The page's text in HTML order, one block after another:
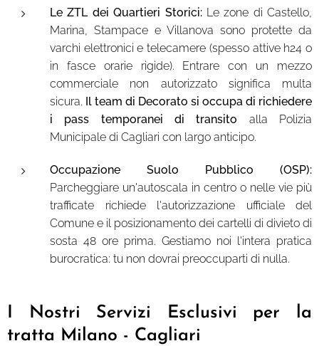
Le ZTL dei Quartieri Storici:Le zone di Castello,
Marina, Stampace e Villanova sono protette da
varchi elettronici e telecamere (spesso attive h24 o
in fasce orarie rigide). Entrare con un mezzo
commerciale non autorizzato significa multa
sicura. Il team di Decorato si occupa di richiedere
i pass temporanei di transito alla Polizia
Municipale di Cagliari con largo anticipo.
Occupazione Suolo Pubblico (OSP):
Parcheggiare un'autoscala in centro o nelle vie più
trafficate richiede l'autorizzazione ufficiale del
Comune e il posizionamento dei cartelli di divieto di
sosta 48 ore prima. Gestiamo noi l'intera pratica
burocratica: tu non dovrai preoccuparti di nulla.
I Nostri Servizi Esclusivi per la
tratta Milano - Cagliari